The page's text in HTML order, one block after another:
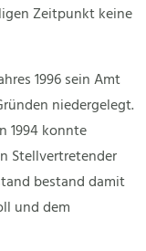
Zeitpunkt keine
1996 sein Amt
niedergelegt.
1994 konnte
Stellvertretender
bestand damit
und dem